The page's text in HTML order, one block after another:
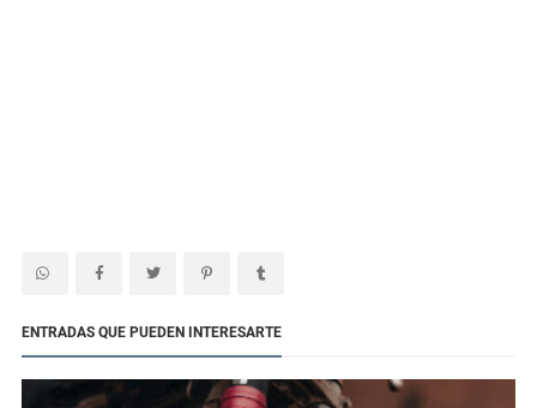
ENTRADAS QUE PUEDEN INTERESARTE